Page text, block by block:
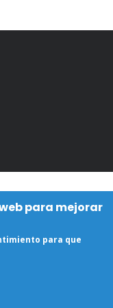
para mejorar
para que